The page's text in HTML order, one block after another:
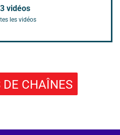
vidéos
les vidéos
DE CHAÎNES